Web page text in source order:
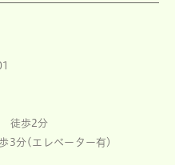
徒歩2分
3分(エレベーター有)